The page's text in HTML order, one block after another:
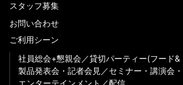
スタッフ募集
お問い合わせ
ご利用シーン
社員総会+懇親会
貸切パーティー(フード&
製品発表会・記者会見
セミナー・講演会